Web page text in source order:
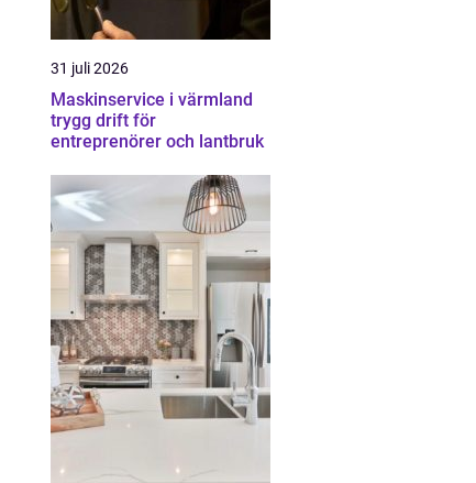
31 juli 2026
Maskinservice i värmland
trygg drift för
entreprenörer och lantbruk